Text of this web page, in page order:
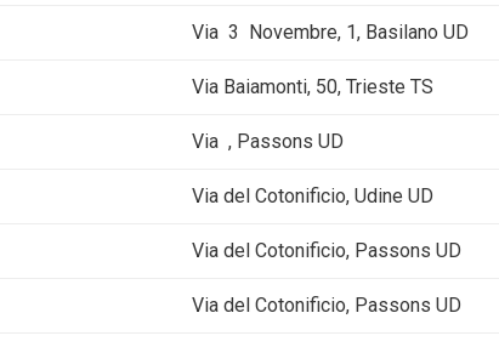
Via 3 Novembre, 1, Basilano UD
Via Baiamonti, 50, Trieste TS
Via , Passons UD
Via del Cotonificio, Udine UD
Via del Cotonificio, Passons UD
Via del Cotonificio, Passons UD